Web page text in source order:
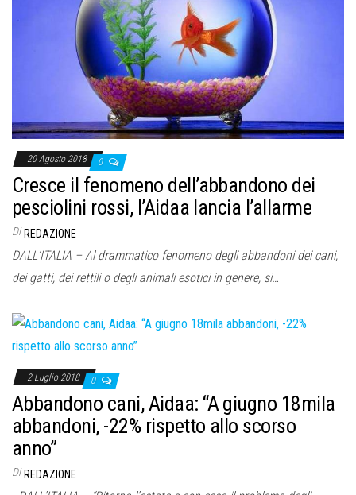
20 Agosto 2018 0
Cresce il fenomeno dell’abbandono dei
pesciolini rossi, l’Aidaa lancia l’allarme
Di REDAZIONE
DALL’ITALIA – Al drammatico fenomeno degli abbandoni dei cani,
dei gatti, dei rettili o degli animali esotici in genere, si…
2 Luglio 2018 0
Abbandono cani, Aidaa: “A giugno 18mila
abbandoni, -22% rispetto allo scorso
anno”
Di REDAZIONE